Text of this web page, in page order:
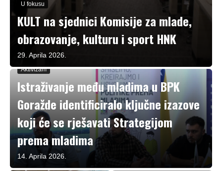
U fokusu
KULT na sjednici Komisije za mlade,
obrazovanje, kulturu i sport HNK
29. Aprila 2026.
Aktivizam
Istraživanje među mladima u BPK
Goražde identificiralo ključne izazove
koji će se rješavati Strategijom
prema mladima
14. Aprila 2026.